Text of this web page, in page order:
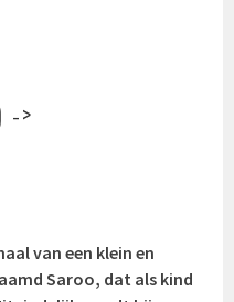
->
van een klein en
Saroo, dat als kind